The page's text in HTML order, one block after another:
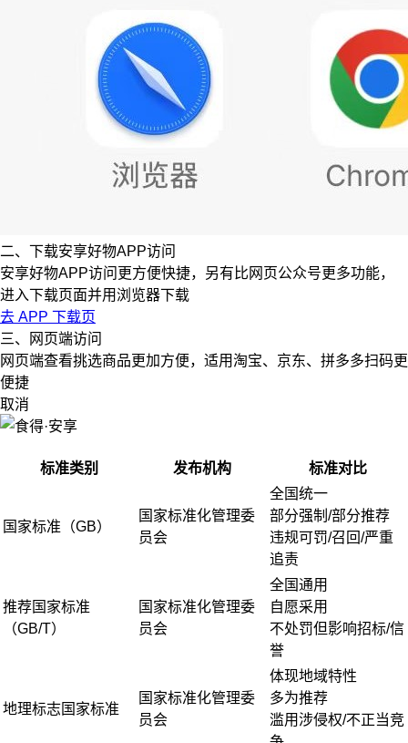
二、下载安享好物APP访问
安享好物APP访问更方便快捷，另有比网页公众号更多功能，
进入下载页面并用浏览器下载
去 APP 下载页
三、网页端访问
网页端查看挑选商品更加方便，适用淘宝、京东、拼多多扫码更
便捷
取消
标准类别 发布机构 标准对比
国家标准（GB）
国家标准化管理委
员会
全国统一
部分强制/部分推荐
违规可罚/召回/严重
追责
推荐国家标准
（GB/T）
国家标准化管理委
员会
全国通用
自愿采用
不处罚但影响招标/信
誉
地理标志国家标准
国家标准化管理委
员会
体现地域特性
多为推荐
滥用涉侵权/不正当竞